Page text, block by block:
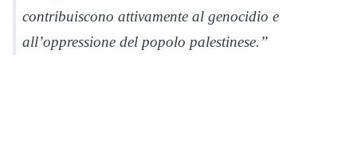
contribuiscono attivamente al genocidio e
all’oppressione del popolo palestinese.”